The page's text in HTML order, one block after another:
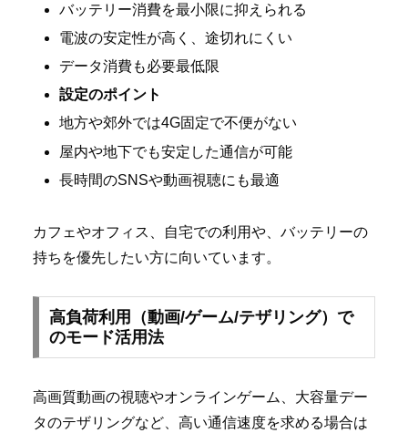
バッテリー消費を最小限に抑えられる
電波の安定性が高く、途切れにくい
データ消費も必要最低限
設定のポイント
地方や郊外では4G固定で不便がない
屋内や地下でも安定した通信が可能
長時間のSNSや動画視聴にも最適
カフェやオフィス、自宅での利用や、バッテリーの
持ちを優先したい方に向いています。
高負荷利用（動画/ゲーム/テザリング）で
のモード活用法
高画質動画の視聴やオンラインゲーム、大容量デー
タのテザリングなど、高い通信速度を求める場合は